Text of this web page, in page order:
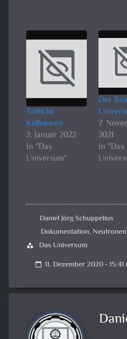
Tödliche
Kollisionen
2. Januar 2022
In "Das
Universum"
Der
7.
2021
In "Das
Daniel Jörg Schuppelius
Dokumentation,
category Das Universum
calendar_today 11. Dezember 2020 -